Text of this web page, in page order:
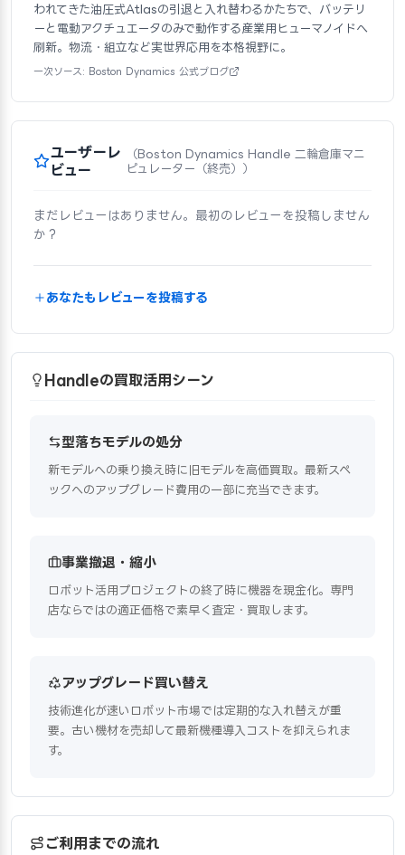
われてきた油圧式Atlasの引退と入れ替わるかたちで、バッテリ
ーと電動アクチュエータのみで動作する産業用ヒューマノイドへ
刷新。物流・組立など実世界応用を本格視野に。
一次ソース: Boston Dynamics 公式ブログ
ユーザーレ
ビュー
（Boston Dynamics Handle 二輪倉庫マニ
ピュレーター（終売））
まだレビューはありません。最初のレビューを投稿しません
か？
あなたもレビューを投稿する
Handleの買取活用シーン
型落ちモデルの処分
新モデルへの乗り換え時に旧モデルを高価買取。最新スペ
ックへのアップグレード費用の一部に充当できます。
事業撤退・縮小
ロボット活用プロジェクトの終了時に機器を現金化。専門
店ならではの適正価格で素早く査定・買取します。
アップグレード買い替え
技術進化が速いロボット市場では定期的な入れ替えが重
要。古い機材を売却して最新機種導入コストを抑えられま
す。
ご利用までの流れ